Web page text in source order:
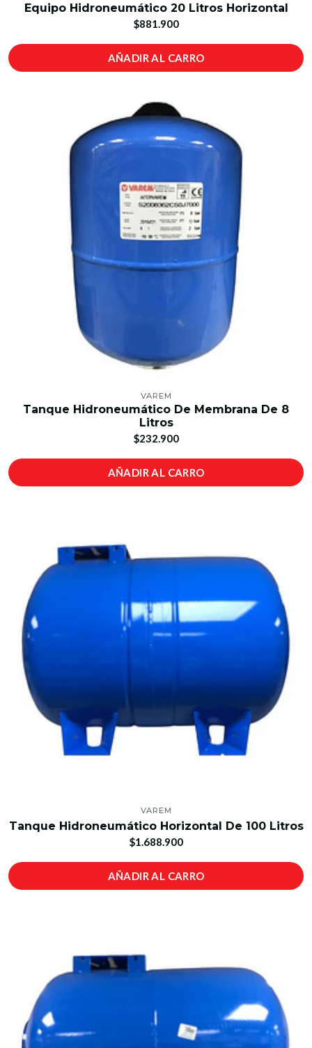
Equipo Hidroneumático 20 Litros Horizontal
$881.900
AÑADIR AL CARRO
VAREM
Tanque Hidroneumático De Membrana De 8
Litros
$232.900
AÑADIR AL CARRO
VAREM
Tanque Hidroneumático Horizontal De 100 Litros
$1.688.900
AÑADIR AL CARRO